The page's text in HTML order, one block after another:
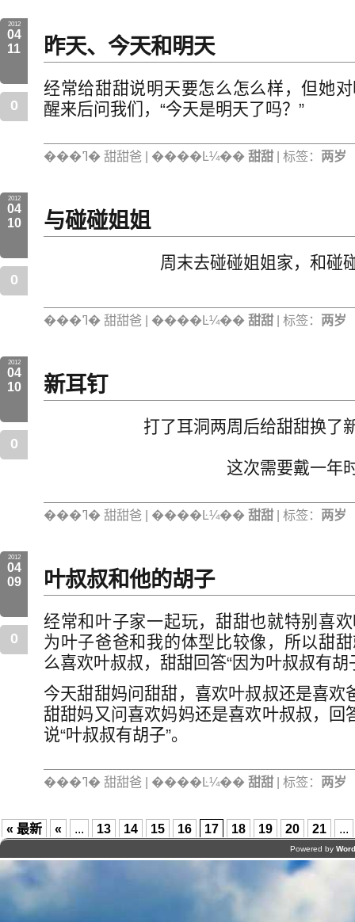
2012
04
11
0
昨天、今天和明天
经常给甜甜说明天要怎么怎么样，但她
醒来后问我们，“今天是明天了吗？”
���ߣ� 甜甜爸 | ����Ŀ¼�� 甜甜 | 标签： 两岁
2012
04
10
0
与碰碰姐姐
周末去碰碰姐姐家，和碰
���ߣ� 甜甜爸 | ����Ŀ¼�� 甜甜 | 标签： 两岁
2012
04
10
0
新耳钉
打了耳洞两周后给甜甜换了
这次需要戴一年
���ߣ� 甜甜爸 | ����Ŀ¼�� 甜甜 | 标签： 两岁
2012
04
09
0
叶叔叔和他的胡子
经常和叶子家一起玩，甜甜也就特别喜
为叶子爸爸和我的体型比较像，所以甜
么喜欢叶叔叔，甜甜回答“因为叶叔叔有胡
今天甜甜妈问甜甜，喜欢叶叔叔还是喜欢
甜甜妈又问喜欢妈妈还是喜欢叶叔叔，回
说“叶叔叔有胡子”。
���ߣ� 甜甜爸 | ����Ŀ¼�� 甜甜 | 标签： 两岁
« 最新 « ... 13 14 15 16 17 18 19 20 21 ...
Powered by